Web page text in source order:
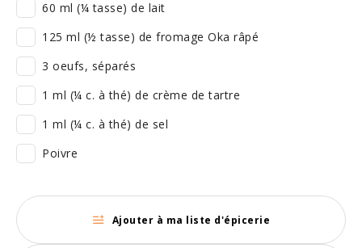
60 ml (¼ tasse) de lait
125 ml (½ tasse) de fromage Oka râpé
3 oeufs, séparés
1 ml (¼ c. à thé) de crème de tartre
1 ml (¼ c. à thé) de sel
Poivre
Ajouter à ma liste d'épicerie